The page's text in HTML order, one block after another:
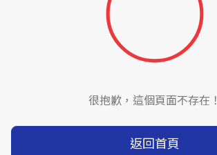
很抱歉，這個頁面不存在！
返回首頁